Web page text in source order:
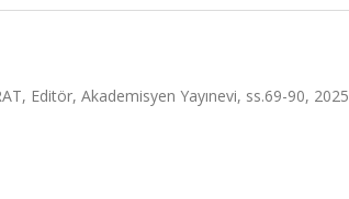
Editör, Akademisyen Yayınevi, ss.69-90, 2025